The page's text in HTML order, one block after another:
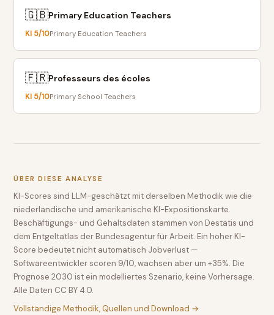
🇬🇧Primary Education Teachers
KI 5/10Primary Education Teachers
🇫🇷Professeurs des écoles
KI 5/10Primary School Teachers
ÜBER DIESE ANALYSE
KI-Scores sind LLM-geschätzt mit derselben Methodik wie die
niederländische und amerikanische KI-Expositionskarte.
Beschäftigungs- und Gehaltsdaten stammen von Destatis und
dem Entgeltatlas der Bundesagentur für Arbeit. Ein hoher KI-
Score bedeutet nicht automatisch Jobverlust —
Softwareentwickler scoren 9/10, wachsen aber um +35%. Die
Prognose 2030 ist ein modelliertes Szenario, keine Vorhersage.
Alle Daten CC BY 4.0.
Vollständige Methodik, Quellen und Download →